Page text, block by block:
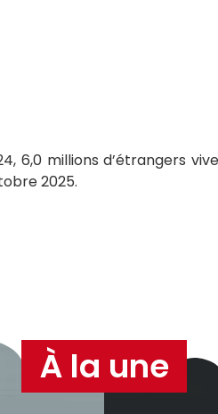
6,0 millions d’étrangers
2025.
À la une